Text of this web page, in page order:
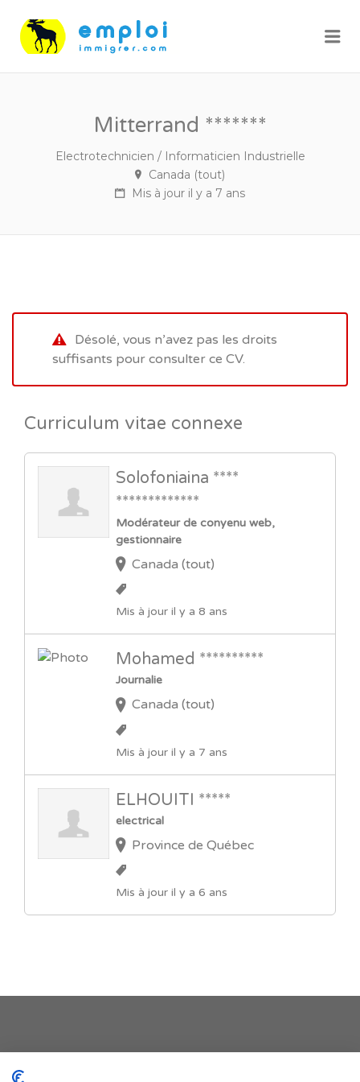
Mitterrand *******
Electrotechnicien / Informaticien Industrielle
Canada (tout)
Mis à jour il y a 7 ans
Désolé, vous n’avez pas les droits
suffisants pour consulter ce CV.
Curriculum vitae connexe
Solofoniaina ****
*************
Modérateur de conyenu web,
gestionnaire
Canada (tout)
Mis à jour il y a 8 ans
Mohamed **********
Journalie
Canada (tout)
Mis à jour il y a 7 ans
ELHOUITI *****
electrical
Province de Québec
Mis à jour il y a 6 ans